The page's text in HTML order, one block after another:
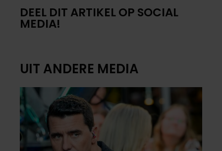
DEEL DIT ARTIKEL OP SOCIAL
MEDIA!
UIT ANDERE MEDIA